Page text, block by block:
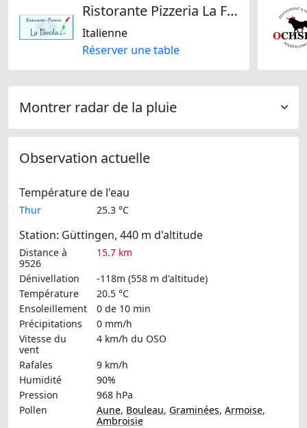
Ristorante Pizzeria La Favola zur Luxenburg
Italienne
Réserver une table
Montrer radar de la pluie
Observation actuelle
Température de l'eau
Thur 25.3 °C
Station: Güttingen, 440 m d'altitude
Distance à
9526
15.7 km
Dénivellation
-118m (558 m d'altitude)
Température
20.5 °C
Ensoleillement
0 de 10 min
Précipitations
0 mm/h
Vitesse du
vent
4 km/h du OSO
Rafales
9 km/h
Humidité
90%
Pression
968 hPa
Pollen
Aune, Bouleau, Graminées, Armoise,
Ambroisie